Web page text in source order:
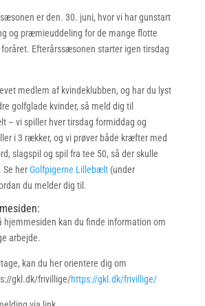
er den. 30. juni, hvor vi har gunstart
og præmieuddeling for de mange flotte
Efterårssæsonen starter igen tirsdag
medlem af kvindeklubben, og har du lyst
golfglade kvinder, så meld dig til
– vi spiller hver tirsdag formiddag og
i 3 rækker, og vi prøver både kræfter med
slagspil og spil fra tee 50, så der skulle
herGolfpigerne Lillebælt(under
du melder dig til.
hjemmesiden kan du finde information om
arbejde.
kan du her orientere dig om
gkl.dk/frivillige/https://gkl.dk/frivillige/